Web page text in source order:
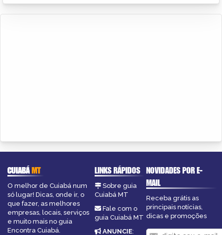
CUIABÁMT
O melhor de Cuiabá num
só lugar! Dicas, onde ir, o
que fazer, as melhores
empresas, locais, serviços
e muito mais no guia
Encontra Cuiabá.
LINKS RÁPIDOS
Sobre guia
Cuiabá MT
Fale com o
guia Cuiabá MT
ANUNCIE:
NOVIDADES POR E-
MAIL
Receba grátis as
principais notícias,
dicas e promoções